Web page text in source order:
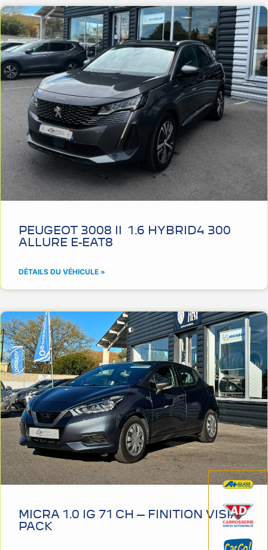
PEUGEOT 3008 II 1.6 HYBRID4 300
ALLURE E-EAT8
DÉTAILS DU VÉHICULE »
MICRA 1.0 IG 71 CH – FINITION VISIA
PACK